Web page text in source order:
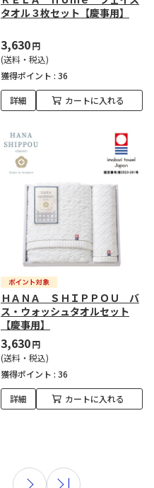
タオル３枚セット【慶事用】
3,630円
(送料・税込)
獲得ポイント : 36
詳細 カートに入れる
ＨＡＮＡ ＳＨＩＰＰＯＵ バ
ス・ウォッシュタオルセット
【慶事用】
3,630円
(送料・税込)
獲得ポイント : 36
詳細 カートに入れる